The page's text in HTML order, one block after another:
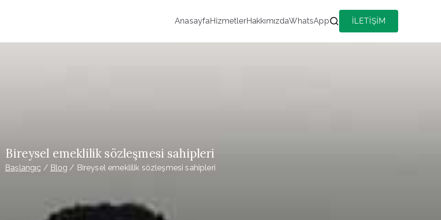
B2C İn & Out İzinli Portföy Paylaşımı Yapmaktayız. 81 İl ve İlçe Her Kategoride Aktif Portföy Hizmeti
Telefon Datası - Güncel Data
AnasayfaHizmetlerHakkımızdaWhatsApp İLETİŞİM
Bireysel emeklilik sözleşmesi sahipleri
Başlangıç Blog Bireysel emeklilik sözleşmesi sahipleri